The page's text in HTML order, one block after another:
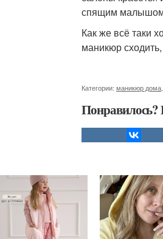
спящим малышом
Как же всё таки
маникюр
Категории: маникюр дома
Понравилось?